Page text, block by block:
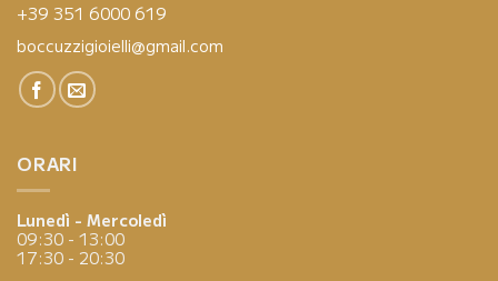
+39 351 6000 619
boccuzzigioielli@gmail.com
ORARI
Lunedì - Mercoledì
09:30 - 13:00
17:30 - 20:30